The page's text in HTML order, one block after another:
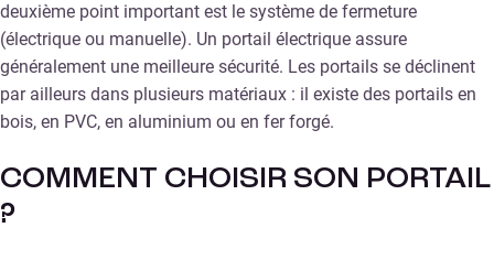
deuxième point important est le système de fermeture
(électrique ou manuelle). Un portail électrique assure
généralement une meilleure sécurité. Les portails se déclinent
par ailleurs dans plusieurs matériaux : il existe des portails en
bois, en PVC, en aluminium ou en fer forgé.
COMMENT CHOISIR SON PORTAIL
?